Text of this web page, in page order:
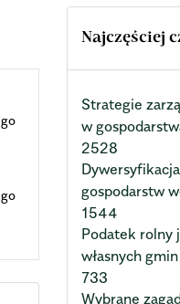
Najczęściej
Strategie
w
2528
gospodarstw
1544
Podatek rolny
własnych
733
Wybrane